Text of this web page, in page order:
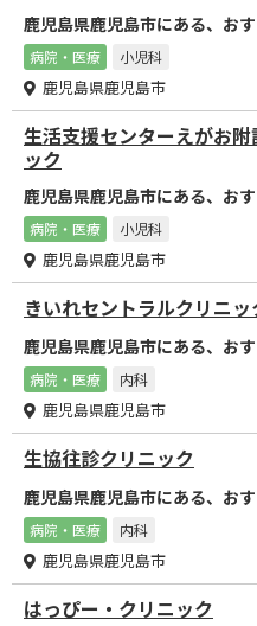
鹿児島県鹿児島市にある、お
病院・医療 小児科
鹿児島県鹿児島市
生活支援センターえがお
ック
鹿児島県鹿児島市にある、お
病院・医療 小児科
鹿児島県鹿児島市
きいれセントラルクリニッ
鹿児島県鹿児島市にある、お
病院・医療 内科
鹿児島県鹿児島市
生協往診クリニック
鹿児島県鹿児島市にある、お
病院・医療 内科
鹿児島県鹿児島市
はっぴー・クリニック